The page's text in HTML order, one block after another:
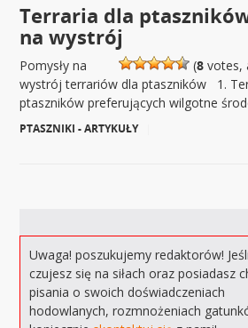
Terraria dla
na wystrój
(8votes,
Pomysły na
wystrój terrariów dla ptaszników 1.
ptaszników preferujących wilgotne
PTASZNIKI - ARTYKUŁY
Uwaga! poszukujemy redaktorów! Jeśli
czujesz się na siłach oraz posiadasz
pisania o swoich doświadczeniach
hodowlanych, rozmnożeniach